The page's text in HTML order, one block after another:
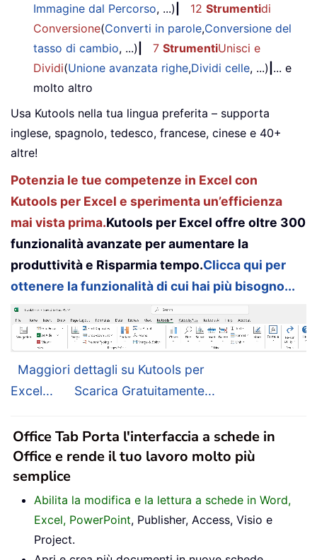
Immagine dal Percorso, ...) 12 Strumentidi
Conversione(Converti in parole,Conversione del
tasso di cambio, ...) 7 StrumentiUnisci e
Dividi(Unione avanzata righe,Dividi celle, ...) ... e
molto altro
Usa Kutools nella tua lingua preferita – supporta
inglese, spagnolo, tedesco, francese, cinese e 40+
altre!
Potenzia le tue competenze in Excel con
Kutools per Excel e sperimenta un’efficienza
mai vista prima.Kutools per Excel offre oltre 300
funzionalità avanzate per aumentare la
produttività e Risparmia tempo.Clicca qui per
ottenere la funzionalità di cui hai più bisogno...
Maggiori dettagli su Kutools per
Excel...
Scarica Gratuitamente...
Office Tab Porta l'interfaccia a schede in
Office e rende il tuo lavoro molto più
semplice
Abilita la modifica e la lettura a schede in Word,
Excel, PowerPoint, Publisher, Access, Visio e
Project.